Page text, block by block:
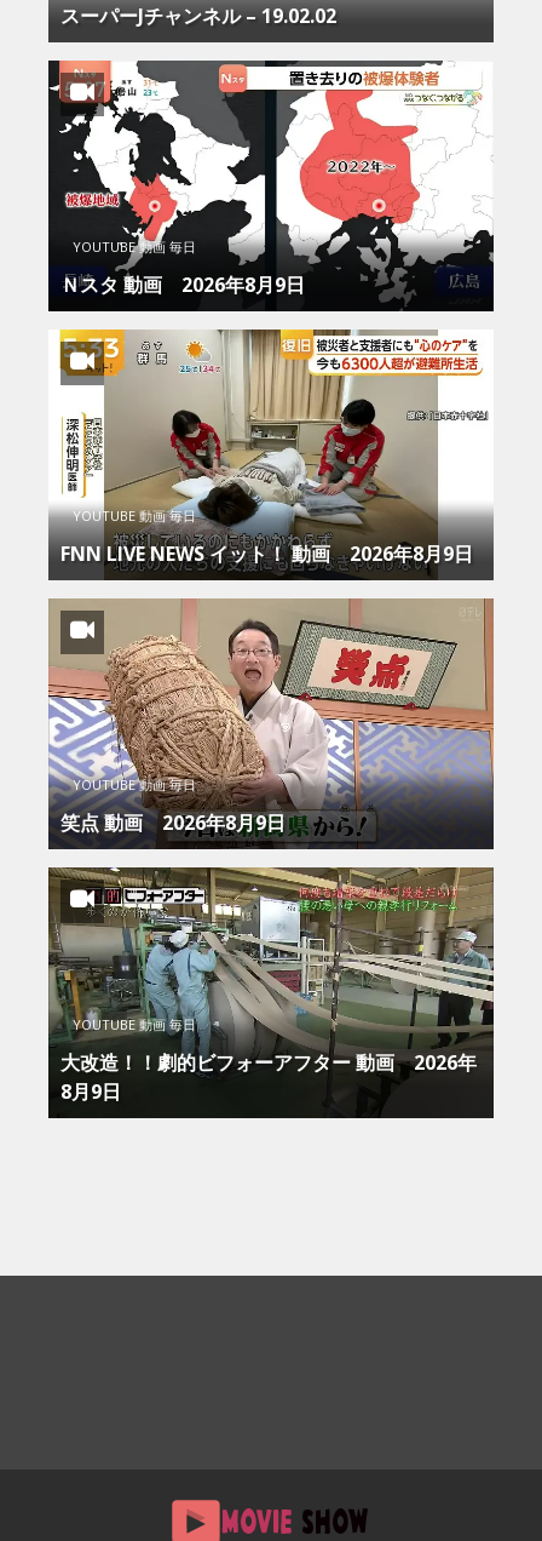
スーパーJチャンネル – 19.02.02
YOUTUBE 動画 毎日
Ｎスタ 動画 2026年8月9日
YOUTUBE 動画 毎日
FNN LIVE NEWS イット！ 動画 2026年8月9日
YOUTUBE 動画 毎日
笑点 動画 2026年8月9日
YOUTUBE 動画 毎日
大改造！！劇的ビフォーアフター 動画 2026年
8月9日